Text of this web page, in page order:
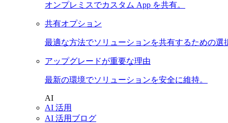
オンプレミスでカスタム App を共有。
共有オプション
最適な方法でソリューションを共有するための選
アップグレードが重要な理由
最新の環境でソリューションを安全に維持。
AI
AI 活用
AI 活用ブログ